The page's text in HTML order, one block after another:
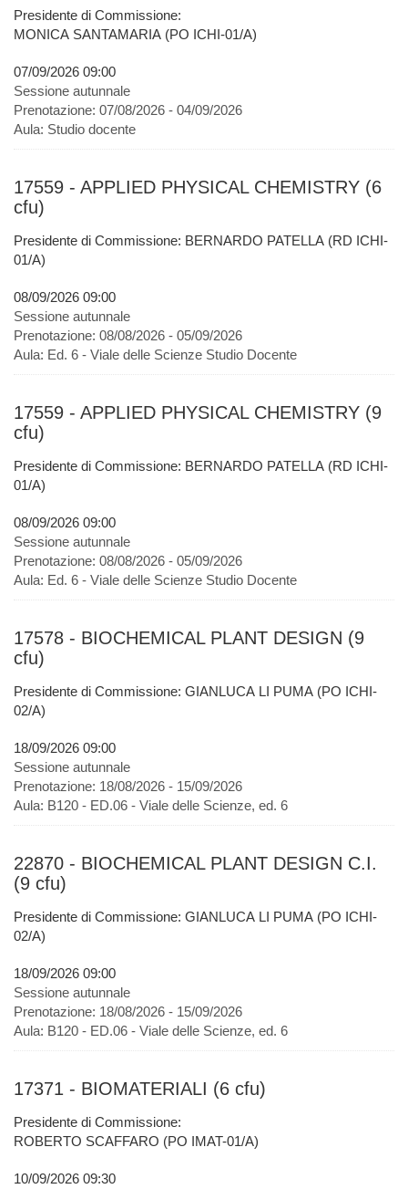
Presidente di Commissione:
MONICA SANTAMARIA (PO ICHI-01/A)
07/09/2026 09:00
Sessione autunnale
Prenotazione: 07/08/2026 - 04/09/2026
Aula: Studio docente
17559 - APPLIED PHYSICAL CHEMISTRY (6
cfu)
Presidente di Commissione: BERNARDO PATELLA (RD ICHI-
01/A)
08/09/2026 09:00
Sessione autunnale
Prenotazione: 08/08/2026 - 05/09/2026
Aula: Ed. 6 - Viale delle Scienze Studio Docente
17559 - APPLIED PHYSICAL CHEMISTRY (9
cfu)
Presidente di Commissione: BERNARDO PATELLA (RD ICHI-
01/A)
08/09/2026 09:00
Sessione autunnale
Prenotazione: 08/08/2026 - 05/09/2026
Aula: Ed. 6 - Viale delle Scienze Studio Docente
17578 - BIOCHEMICAL PLANT DESIGN (9
cfu)
Presidente di Commissione: GIANLUCA LI PUMA (PO ICHI-
02/A)
18/09/2026 09:00
Sessione autunnale
Prenotazione: 18/08/2026 - 15/09/2026
Aula: B120 - ED.06 - Viale delle Scienze, ed. 6
22870 - BIOCHEMICAL PLANT DESIGN C.I.
(9 cfu)
Presidente di Commissione: GIANLUCA LI PUMA (PO ICHI-
02/A)
18/09/2026 09:00
Sessione autunnale
Prenotazione: 18/08/2026 - 15/09/2026
Aula: B120 - ED.06 - Viale delle Scienze, ed. 6
17371 - BIOMATERIALI (6 cfu)
Presidente di Commissione:
ROBERTO SCAFFARO (PO IMAT-01/A)
10/09/2026 09:30